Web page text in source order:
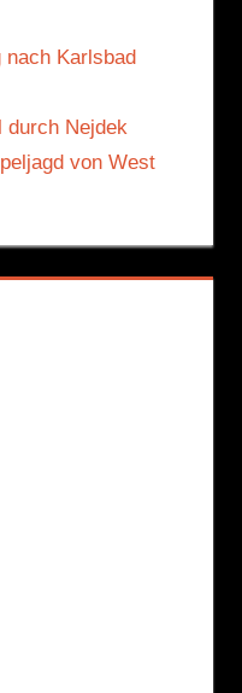
nach Karlsbad
durch Nejdek
von West